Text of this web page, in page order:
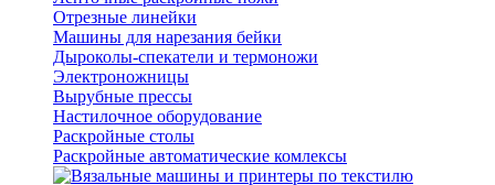
Отрезные линейки
Машины для нарезания бейки
Дыроколы-спекатели и термоножи
Электроножницы
Вырубные прессы
Настилочное оборудование
Раскройные столы
Раскройные автоматические комлексы